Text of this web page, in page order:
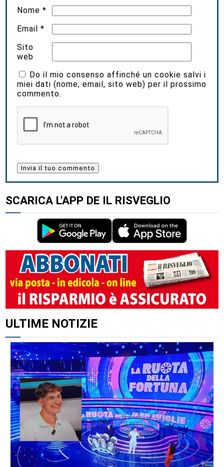
Nome*
Email*
Sito
web
Do il mio consenso affinché un cookie salvi i
miei dati (nome, email, sito web) per il prossimo
commento.
SCARICA L'APP DE IL RISVEGLIO
ULTIME NOTIZIE